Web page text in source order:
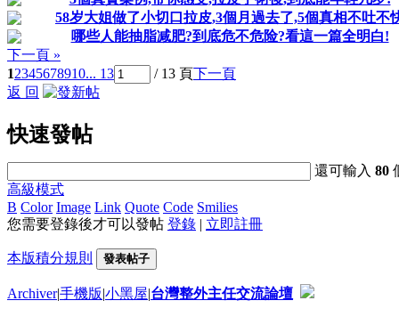
58岁大姐做了小切口拉皮,3個月過去了,5個真相不吐不
哪些人能抽脂减肥?到底危不危险?看這一篇全明白!
下一頁 »
12345678910... 13 / 13 頁下一頁
返 回
快速發帖
還可輸入80
高級模式
B Color Image Link Quote Code Smilies
您需要登錄後才可以發帖 登錄 | 立即註冊
本版積分規則 發表帖子
Archiver|手機版|小黑屋|台灣整外主任交流論壇